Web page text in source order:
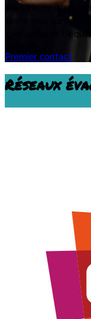
Vous venez
savoir plus sur la
contact avec
Premier contact
Réseaux